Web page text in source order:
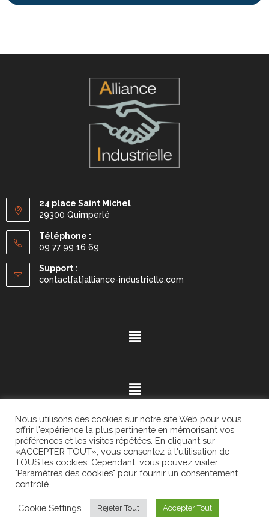
24 place Saint Michel
29300 Quimperlé
Téléphone :
09 77 99 16 69
Support :
contact[at]alliance-industrielle.com
Mention légales - ©2021.Alvaria. All Rights Reserved.
Nous utilisons des cookies sur notre site Web pour vous
offrir l'expérience la plus pertinente en mémorisant vos
préférences et les visites répétées. En cliquant sur
«ACCEPTER TOUT», vous consentez à l'utilisation de
TOUS les cookies. Cependant, vous pouvez visiter
"Paramètres des cookies" pour fournir un consentement
contrôlé.
Cookie Settings Rejeter Tout Accepter Tout